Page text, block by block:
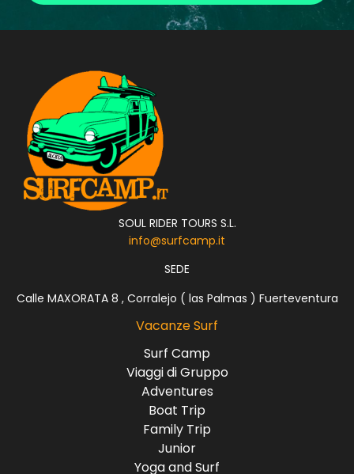
SOUL RIDER TOURS S.L.
info@surfcamp.it
SEDE
Calle MAXORATA 8 , Corralejo ( las Palmas ) Fuerteventura
Vacanze Surf
Surf Camp
Viaggi di Gruppo
Adventures
Boat Trip
Family Trip
Junior
Yoga and Surf